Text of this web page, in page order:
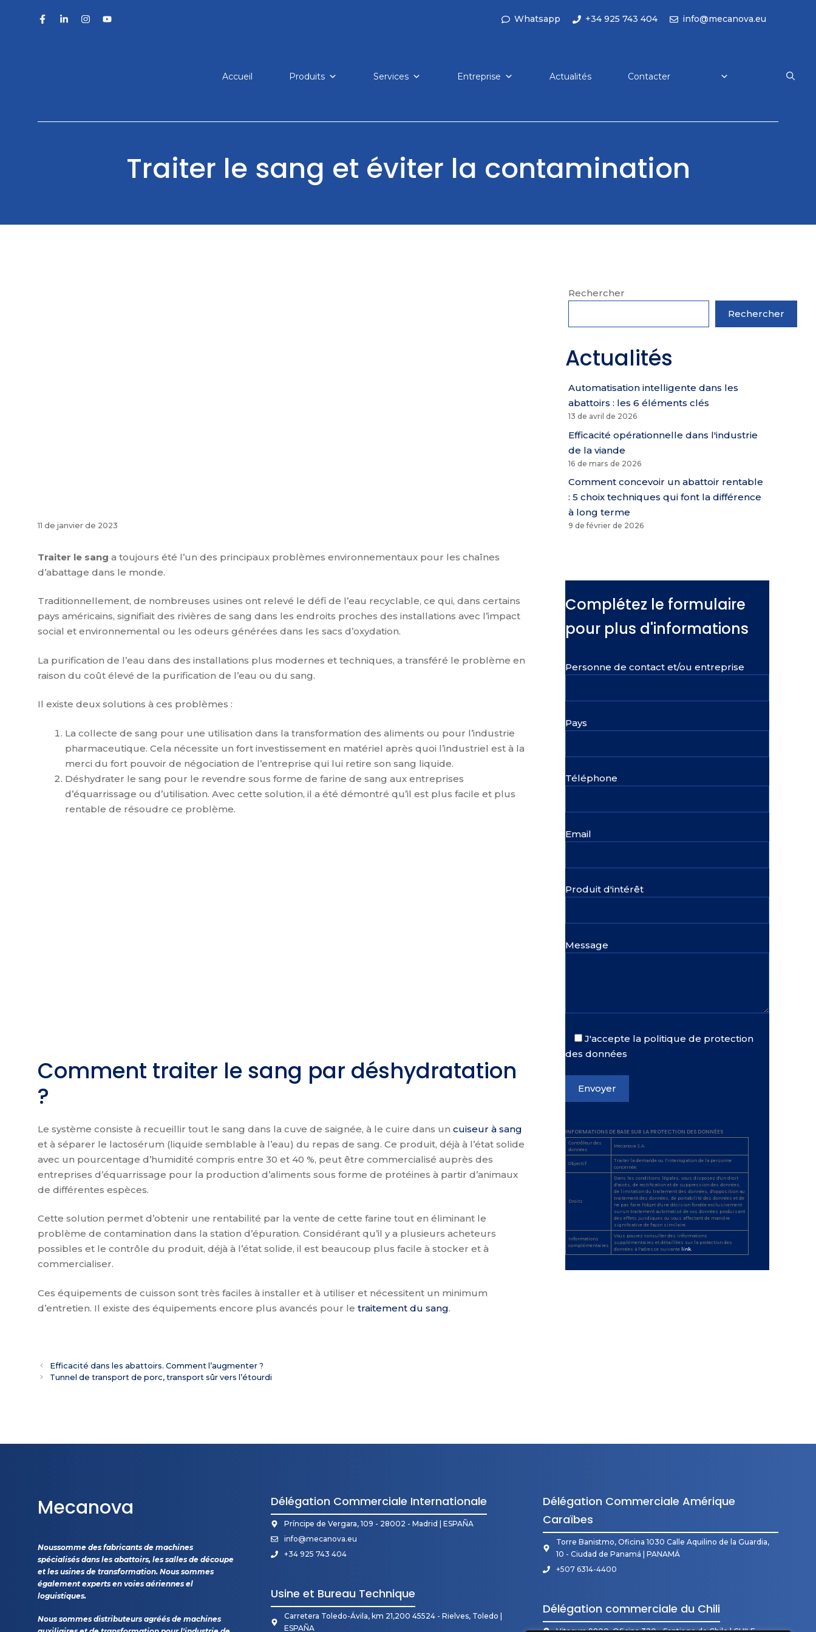
Whatsapp +34 925 743 404 info@mecanova.eu
Accueil Produits Services Entreprise Actualités Contacter
Traiter le sang et éviter la contamination
11 de janvier de 2023
Traiter le sang a toujours été l’un des principaux problèmes environnementaux pour les chaînes
d’abattage dans le monde.
Traditionnellement, de nombreuses usines ont relevé le défi de l’eau recyclable, ce qui, dans certains
pays américains, signifiait des rivières de sang dans les endroits proches des installations avec l’impact
social et environnemental ou les odeurs générées dans les sacs d’oxydation.
La purification de l’eau dans des installations plus modernes et techniques, a transféré le problème en
raison du coût élevé de la purification de l’eau ou du sang.
Il existe deux solutions à ces problèmes :
La collecte de sang pour une utilisation dans la transformation des aliments ou pour l’industrie
pharmaceutique. Cela nécessite un fort investissement en matériel après quoi l’industriel est à la
merci du fort pouvoir de négociation de l’entreprise qui lui retire son sang liquide.
Déshydrater le sang pour le revendre sous forme de farine de sang aux entreprises
d’équarrissage ou d’utilisation. Avec cette solution, il a été démontré qu’il est plus facile et plus
rentable de résoudre ce problème.
Comment traiter le sang par déshydratation
?
Le système consiste à recueillir tout le sang dans la cuve de saignée, à le cuire dans un cuiseur à sang
et à séparer le lactosérum (liquide semblable à l’eau) du repas de sang. Ce produit, déjà à l’état solide
avec un pourcentage d’humidité compris entre 30 et 40 %, peut être commercialisé auprès des
entreprises d’équarrissage pour la production d’aliments sous forme de protéines à partir d’animaux
de différentes espèces.
Cette solution permet d’obtenir une rentabilité par la vente de cette farine tout en éliminant le
problème de contamination dans la station d’épuration. Considérant qu’il y a plusieurs acheteurs
possibles et le contrôle du produit, déjà à l’état solide, il est beaucoup plus facile à stocker et à
commercialiser.
Ces équipements de cuisson sont très faciles à installer et à utiliser et nécessitent un minimum
d’entretien. Il existe des équipements encore plus avancés pour le traitement du sang.
Efficacité dans les abattoirs. Comment l’augmenter ?
Tunnel de transport de porc, transport sûr vers l’étourdi
Rechercher
Rechercher
Actualités
Automatisation intelligente dans les
abattoirs : les 6 éléments clés
13 de avril de 2026
Efficacité opérationnelle dans l'industrie
de la viande
16 de mars de 2026
Comment concevoir un abattoir rentable
: 5 choix techniques qui font la différence
à long terme
9 de février de 2026
Complétez le formulaire
pour plus d'informations
Personne de contact et/ou entreprise
Pays
Téléphone
Email
Produit d'intérêt
Message
J'accepte la politique de protection
des données
INFORMATIONS DE BASE SUR LA PROTECTION DES DONNÉES
Contrôleur des
données
Mecanova S.A.
Objectif
Traiter la demande ou l'interrogation de la personne
concernée.
Droits
Dans les conditions légales, vous disposez d'un droit
d'accès, de rectification et de suppression des données,
de limitation du traitement des données, d'opposition au
traitement des données, de portabilité des données et de
ne pas faire l'objet d'une décision fondée exclusivement
sur un traitement automatisé de vos données produisant
des effets juridiques ou vous affectant de manière
significative de façon similaire.
Informations
complémentaires
Vous pouvez consulter des informations
supplémentaires et détaillées sur la protection des
données à l'adresse suivante
link.
Mecanova
Noussomme des fabricants de machines
spécialisés dans les abattoirs, les salles de découpe
et les usines de transformation. Nous sommes
également experts en voies aériennes el
loguistiques.
Nous sommes distributeurs agréés de machines
Délégation Commerciale Internationale
Príncipe de Vergara, 109 - 28002 - Madrid | ESPAÑA
info@mecanova.eu
+34 925 743 404
Usine et Bureau Technique
Carretera Toledo-Ávila, km 21,200 45524 - Rielves, Toledo |
ESPAÑA
Délégation Commerciale Amérique
Caraïbes
Torre Banistmo, Oficina 1030 Calle Aquilino de la Guardia,
10 - Ciudad de Panamá | PANAMÁ
+507 6314-4400
Délégation commerciale du Chili